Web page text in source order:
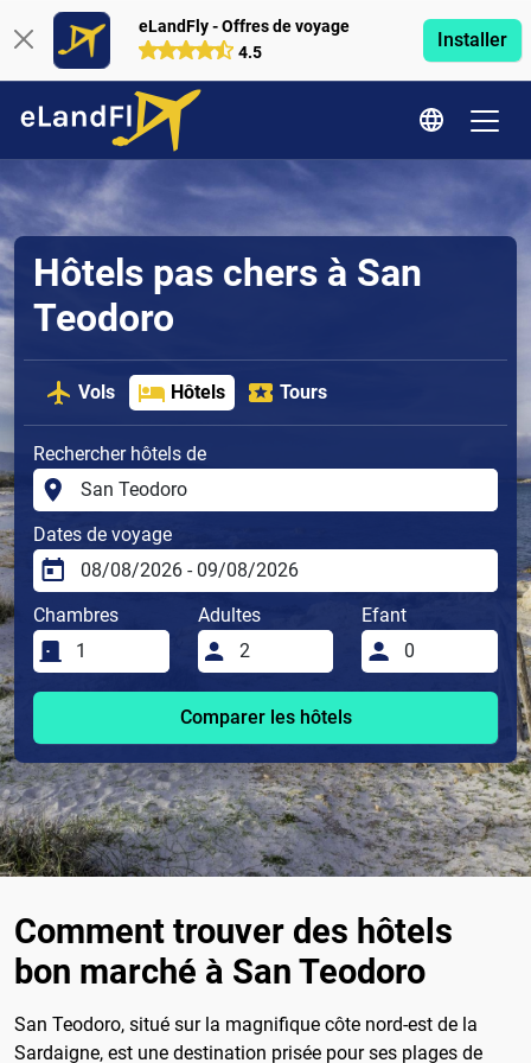
eLandFly - Offres de voyage
4.5
Installer
Hôtels pas chers à San
Teodoro
Vols Hôtels Tours
Rechercher hôtels de
Dates de voyage
Chambres Adultes Efant
Comparer les hôtels
Comment trouver des hôtels
bon marché à San Teodoro
San Teodoro, situé sur la magnifique côte nord-est de la
Sardaigne, est une destination prisée pour ses plages de